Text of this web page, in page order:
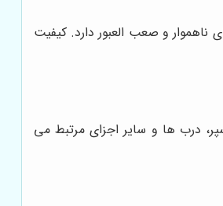
ناهموار و صعب العبور دارد. کیفیت
درب ها و سایر اجزای مرتبط می